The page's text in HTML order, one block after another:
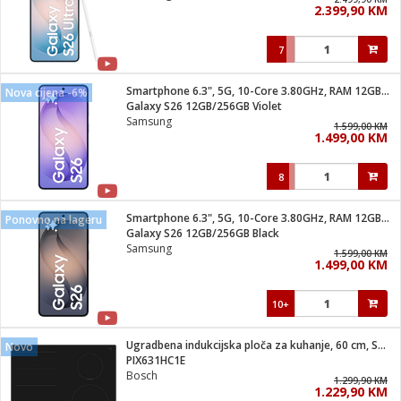
2.399,90 KM
7
Nova cijena -6%
Smartphone 6.3", 5G, 10-Core 3.80GHz, RAM 12GB, 50Mpixel
Galaxy S26 12GB/256GB Violet
Samsung
1.599,00 KM
1.499,00 KM
8
Ponovno na lageru
Smartphone 6.3", 5G, 10-Core 3.80GHz, RAM 12GB, 50Mpixel
Galaxy S26 12GB/256GB Black
Samsung
1.599,00 KM
1.499,00 KM
10+
Novo
Ugradbena indukcijska ploča za kuhanje, 60 cm, Serie 6
PIX631HC1E
Bosch
1.299,90 KM
1.229,90 KM